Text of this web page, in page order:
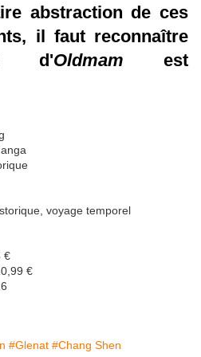
abstraction de ces
il faut reconnaître
d'Oldmam est
voyage temporel
€
€
#Glenat #Chang Shen